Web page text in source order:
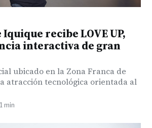
recibe LOVE UP,
interactiva de gran
ubicado en la Zona Franca de
atracción tecnológica orientada al
min